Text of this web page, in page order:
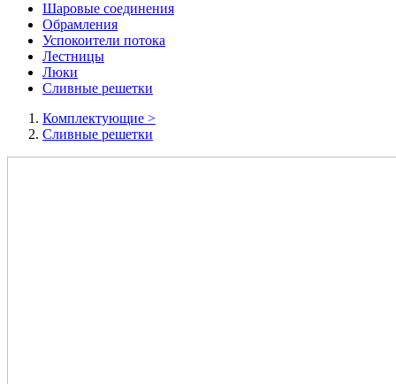
Шаровые соединения
Обрамления
Успокоители потока
Лестницы
Люки
Сливные решетки
Комплектующие >
Сливные решетки